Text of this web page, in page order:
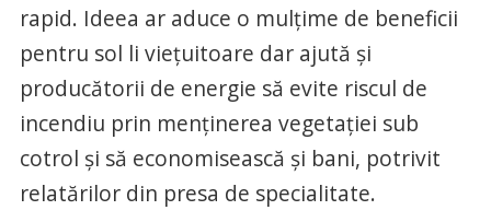
rapid. Ideea ar aduce o mulțime de beneficii
pentru sol li viețuitoare dar ajută și
producătorii de energie să evite riscul de
incendiu prin menținerea vegetației sub
cotrol și să economisească și bani, potrivit
relatărilor din presa de specialitate.